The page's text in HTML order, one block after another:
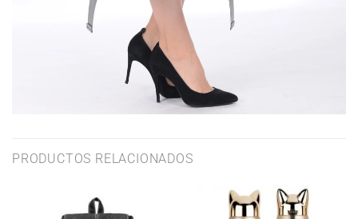
PRODUCTOS RELACIONADOS